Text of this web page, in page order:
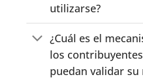
utilizarse?
¿Cuál es el
los
puedan validar su